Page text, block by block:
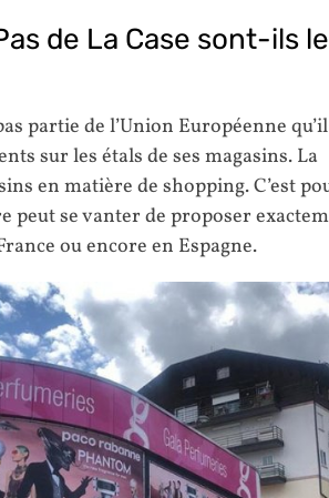
de La Case sont-ils
partie de l’Union Européenne
sur les étals de ses magasins. La
en matière de shopping. C’est
peut se vanter de proposer
ou encore en Espagne.